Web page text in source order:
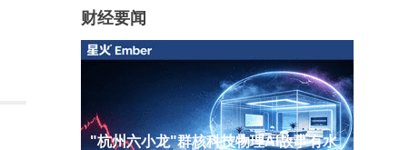
财经要闻
"杭州六小龙"群核科技物理AI故事有水